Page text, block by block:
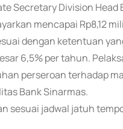
Secretary Division Head
mencapai Rp8,12
dengan ketentuan
6,5% per tahun.
perseroan terhadap
Bank Sinarmas.
sesuai jadwal jatuh